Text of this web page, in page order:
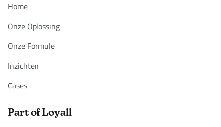
Home
Onze Oplossing
Onze Formule
Inzichten
Cases
Part of Loyall